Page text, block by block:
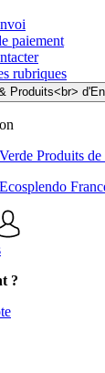
paiement
rubriques
Produits
?